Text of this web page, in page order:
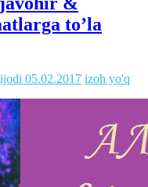
to’la
05.02.2017 izoh yo'q